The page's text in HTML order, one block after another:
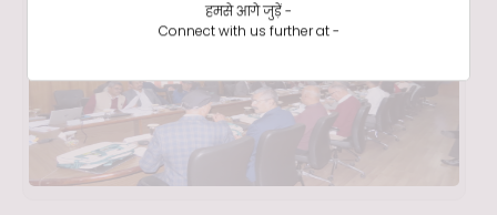
हमसे आगे जुड़ें -
Connect with us further at -